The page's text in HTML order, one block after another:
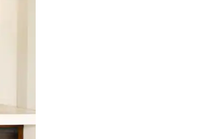
pomocą gestów dotykowych lub przesuwania.